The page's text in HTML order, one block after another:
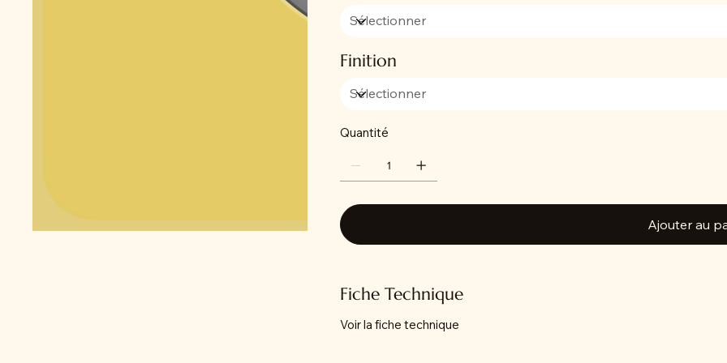
Finition
Quantité
Ajouter au
Fiche Technique
Voir la fiche technique